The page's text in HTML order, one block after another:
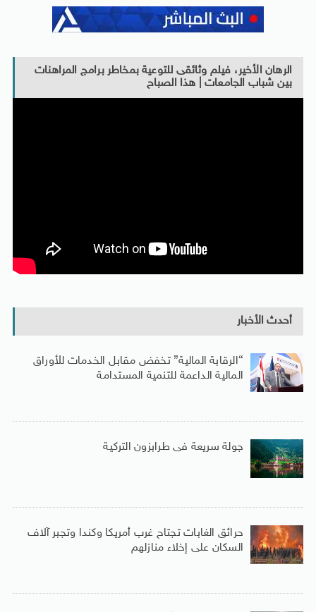
الرهان الأخير، فيلم وثائقى للتوعية بمخاطر برامج المراهنات
بين شباب الجامعات | هذا الصباح
أحدث الأخبار
“الرقابة المالية” تخفض مقابل الخدمات للأوراق
المالية الداعمة للتنمية المستدامة
جولة سريعة فى طرابزون التركية
حرائق الغابات تجتاح غرب أمريكا وكندا وتجبر آلاف
السكان على إخلاء منازلهم